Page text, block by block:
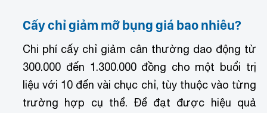
Cấy chỉ giảm mỡ bụng giá bao nhiêu?
Chi phí cấy chỉ giảm cân thường dao động từ
300.000 đến 1.300.000 đồng cho một buổi trị
liệu với 10 đến vài chục chỉ, tùy thuộc vào từng
trường hợp cụ thể. Để đạt được hiệu quả